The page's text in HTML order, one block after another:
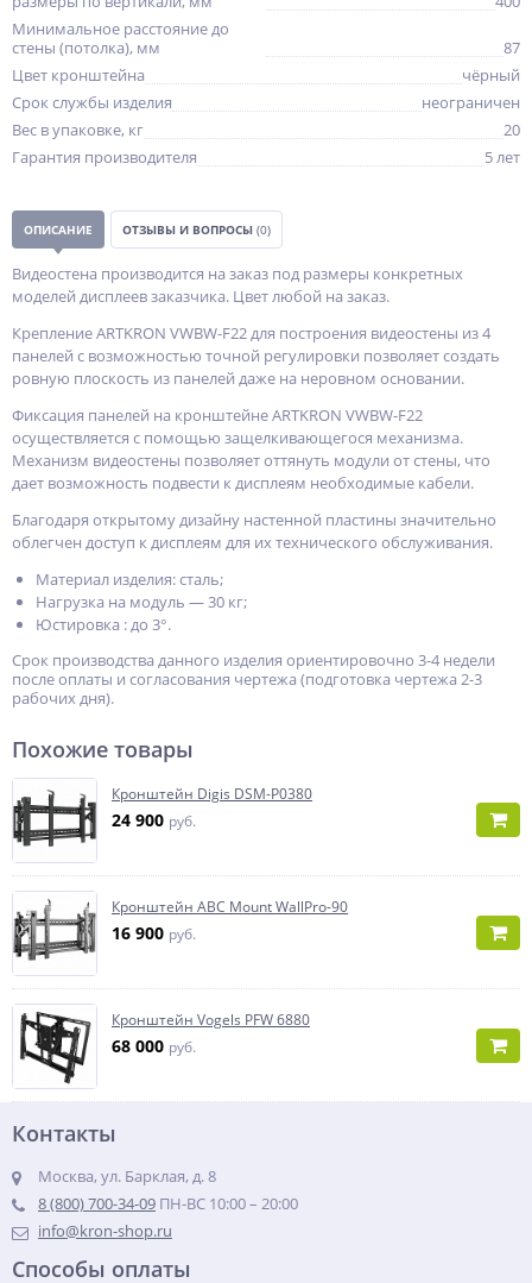
Минимальное расстояние до
стены (потолка), мм
87
Цвет кронштейна
чёрный
Срок службы изделия
неограничен
Вес в упаковке, кг
20
Гарантия производителя
5 лет
ОПИСАНИЕ ОТЗЫВЫ И ВОПРОСЫ (0)
Видеостена производится на заказ под размеры конкретных
моделей дисплеев заказчика. Цвет любой на заказ.
Крепление ARTKRON VWBW-F22 для построения видеостены из 4
панелей с возможностью точной регулировки позволяет создать
ровную плоскость из панелей даже на неровном основании.
Фиксация панелей на кронштейне ARTKRON VWBW-F22
осуществляется с помощью защелкивающегося механизма.
Механизм видеостены позволяет оттянуть модули от стены, что
дает возможность подвести к дисплеям необходимые кабели.
Благодаря открытому дизайну настенной пластины значительно
облегчен доступ к дисплеям для их технического обслуживания.
Материал изделия: сталь;
Нагрузка на модуль — 30 кг;
Юстировка : до 3°.
Срок производства данного изделия ориентировочно 3-4 недели
после оплаты и согласования чертежа (подготовка чертежа 2-3
рабочих дня).
Похожие товары
Кронштейн Digis DSM-P0380
24 900 руб.
Кронштейн ABC Mount WallPro-90
16 900 руб.
Кронштейн Vogels PFW 6880
68 000 руб.
Контакты
Москва, ул. Барклая, д. 8
8 (800) 700-34-09 ПН-ВС 10:00 – 20:00
info@kron-shop.ru
Способы оплаты